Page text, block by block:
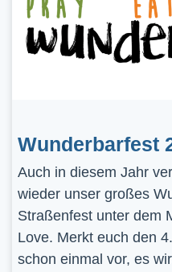
Wunderbarfest
Auch in diesem Jahr
wieder unser großes
Straßenfest unter dem
Love. Merkt euch den
schon einmal vor, es